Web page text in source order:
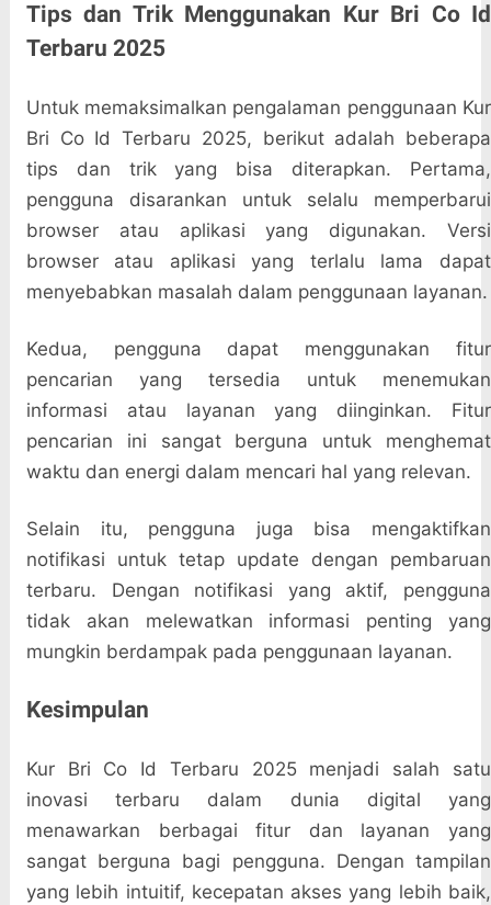
Tips dan Trik Menggunakan Kur Bri Co Id
Terbaru 2025
Untuk memaksimalkan pengalaman penggunaan Kur
Bri Co Id Terbaru 2025, berikut adalah beberapa
tips dan trik yang bisa diterapkan. Pertama,
pengguna disarankan untuk selalu memperbarui
browser atau aplikasi yang digunakan. Versi
browser atau aplikasi yang terlalu lama dapat
menyebabkan masalah dalam penggunaan layanan.
Kedua, pengguna dapat menggunakan fitur
pencarian yang tersedia untuk menemukan
informasi atau layanan yang diinginkan. Fitur
pencarian ini sangat berguna untuk menghemat
waktu dan energi dalam mencari hal yang relevan.
Selain itu, pengguna juga bisa mengaktifkan
notifikasi untuk tetap update dengan pembaruan
terbaru. Dengan notifikasi yang aktif, pengguna
tidak akan melewatkan informasi penting yang
mungkin berdampak pada penggunaan layanan.
Kesimpulan
Kur Bri Co Id Terbaru 2025 menjadi salah satu
inovasi terbaru dalam dunia digital yang
menawarkan berbagai fitur dan layanan yang
sangat berguna bagi pengguna. Dengan tampilan
yang lebih intuitif, kecepatan akses yang lebih baik,